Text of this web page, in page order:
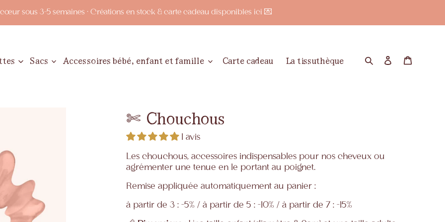
sous 3-5 semaines · Créations en stock & carte cadeau disponibles ici 💌
Sacs Accessoires bébé, enfant et famille Carte cadeau La tissuthèque Rechercher
Se connecter
✄‎ ‎ Chouchous
1 avis
Les chouchous, accessoires indispensables pour nos cheveux ou
agrémenter une tenue en le portant au poignet.
Remise appliquée automatiquement au panier :
à partir de 3 : -5% / à partir de 5 : -10% / à partir de 7 : -15%